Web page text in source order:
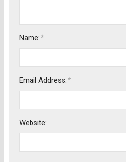
Name:*
Email Address:*
Website: